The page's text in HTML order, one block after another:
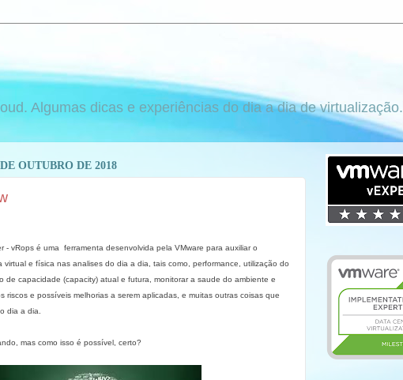
Algumas dicas e experiências do dia a dia de virtualização.
OUTUBRO DE 2018
- vRops é uma
ferramenta desenvolvida pela VMware para auxiliar o
virtual e física nas analises do dia a dia, tais como, performance, utilização do
de capacidade (capacity) atual e futura, monitorar a saude do ambiente e
riscos e possíveis melhorias a serem aplicadas, e muitas outras coisas que
dia a dia.
mas como isso é possível, certo?